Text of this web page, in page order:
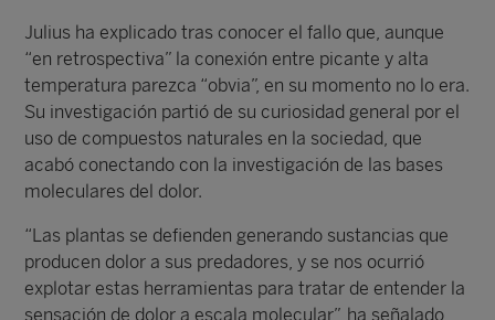
Julius ha explicado tras conocer el fallo que, aunque
“en retrospectiva” la conexión entre picante y alta
temperatura parezca “obvia”, en su momento no lo era.
Su investigación partió de su curiosidad general por el
uso de compuestos naturales en la sociedad, que
acabó conectando con la investigación de las bases
moleculares del dolor.
“Las plantas se defienden generando sustancias que
producen dolor a sus predadores, y se nos ocurrió
explotar estas herramientas para tratar de entender la
sensación de dolor a escala molecular”, ha señalado